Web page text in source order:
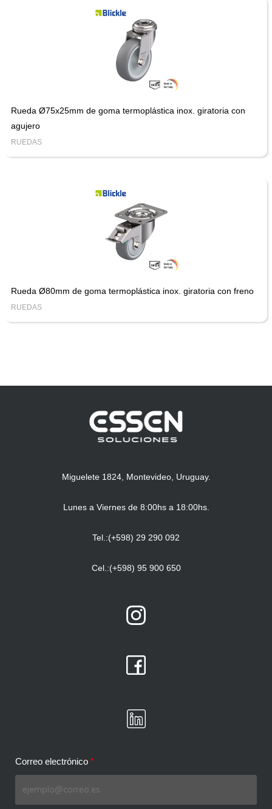
Rueda Ø75x25mm de goma termoplástica inox. giratoria con
agujero
RUEDAS
Rueda Ø80mm de goma termoplástica inox. giratoria con freno
RUEDAS
Miguelete 1824, Montevideo, Uruguay.
Lunes a Viernes de 8:00hs a 18:00hs.
Tel.:(+598) 29 290 092
Cel.:(+598) 95 900 650
Correo electrónico